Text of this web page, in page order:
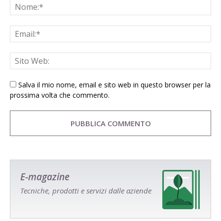
Salva il mio nome, email e sito web in questo browser per la
prossima volta che commento.
E-magazine
Tecniche, prodotti e servizi dalle aziende